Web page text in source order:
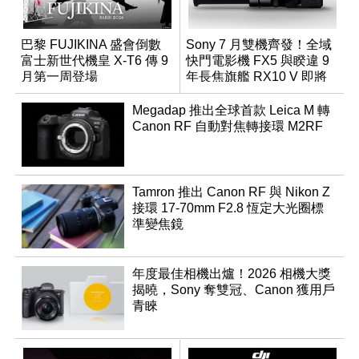
巴黎 FUJIKINA 盛會倒數
富士新世代機皇 X-T6 傳 9
月第一周登場
Sony 7 月雙機齊發！全域
快門電影機 FX5 與睽違 9
年長焦旗艦 RX10 V 即將
登場
Megadap 推出全球首款 Leica M 轉
Canon RF 自動對焦轉接環 M2RF
Tamron 推出 Canon RF 與 Nikon Z
接環 17-70mm F2.8 恆定大光圈標
準變焦鏡
年度最佳相機出爐！2026 相機大獎
揭曉，Sony 奪雙冠、Canon 獲用戶
青睞